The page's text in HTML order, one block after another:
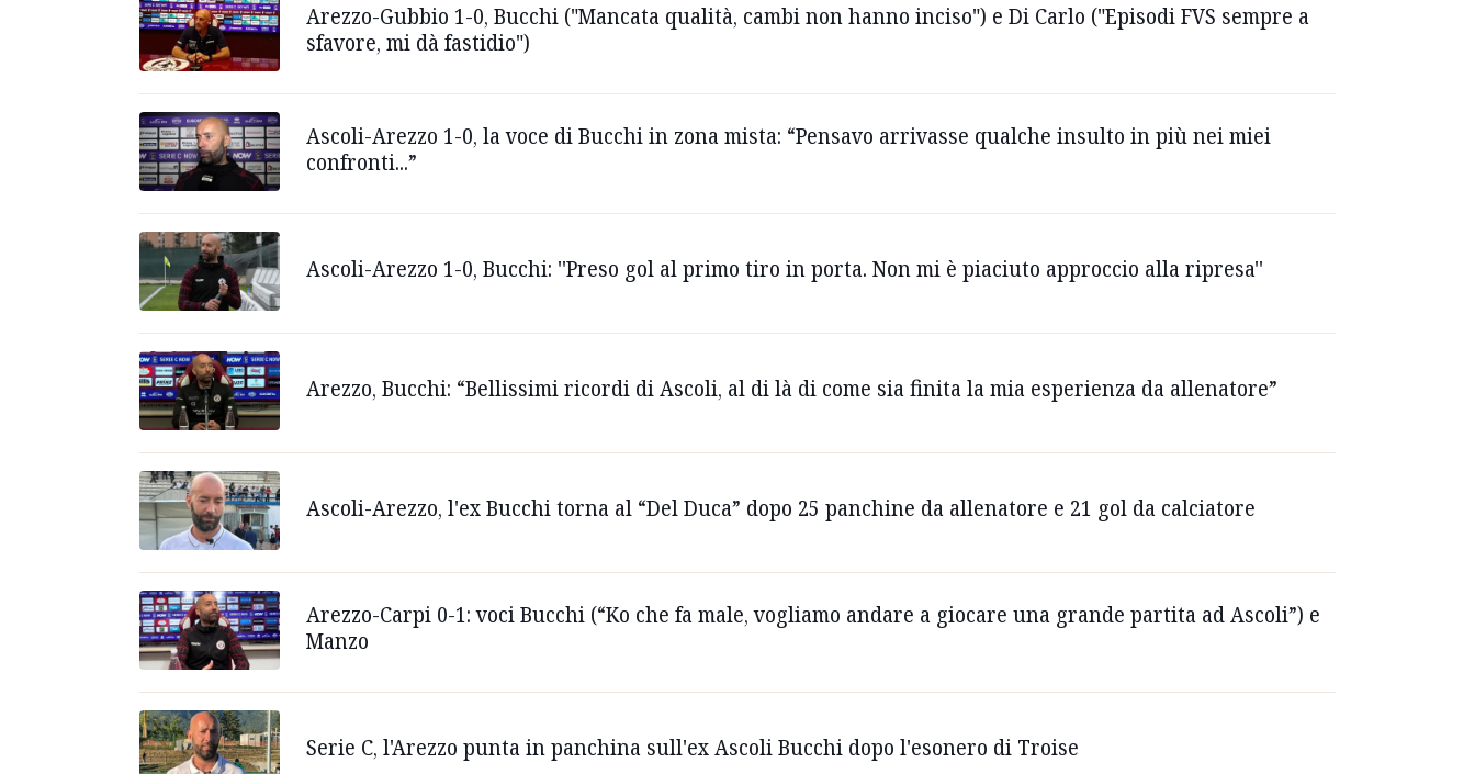
Arezzo-Gubbio 1-0, Bucchi ("Mancata qualità, cambi non hanno inciso") e Di Carlo ("Episodi FVS sempre a
sfavore, mi dà fastidio")
Ascoli-Arezzo 1-0, la voce di Bucchi in zona mista: “Pensavo arrivasse qualche insulto in più nei miei
confronti...”
Ascoli-Arezzo 1-0, Bucchi: ''Preso gol al primo tiro in porta. Non mi è piaciuto approccio alla ripresa''
Arezzo, Bucchi: “Bellissimi ricordi di Ascoli, al di là di come sia finita la mia esperienza da allenatore”
Ascoli-Arezzo, l'ex Bucchi torna al “Del Duca” dopo 25 panchine da allenatore e 21 gol da calciatore
Arezzo-Carpi 0-1: voci Bucchi (“Ko che fa male, vogliamo andare a giocare una grande partita ad Ascoli”) e
Manzo
Serie C, l'Arezzo punta in panchina sull'ex Ascoli Bucchi dopo l'esonero di Troise